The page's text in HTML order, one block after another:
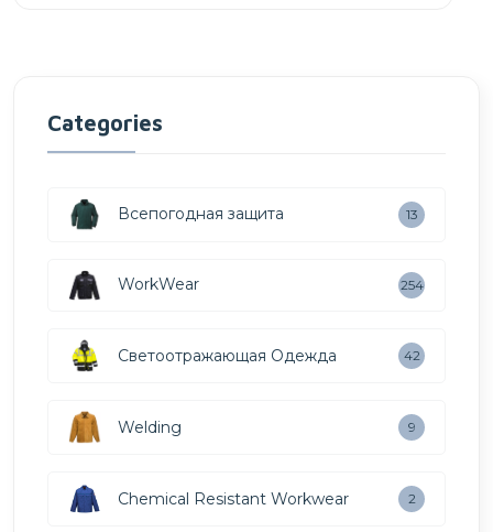
Categories
Всепогодная защита 13
WorkWear 254
Светоотражающая Одежда 42
Welding 9
Chemical Resistant Workwear 2